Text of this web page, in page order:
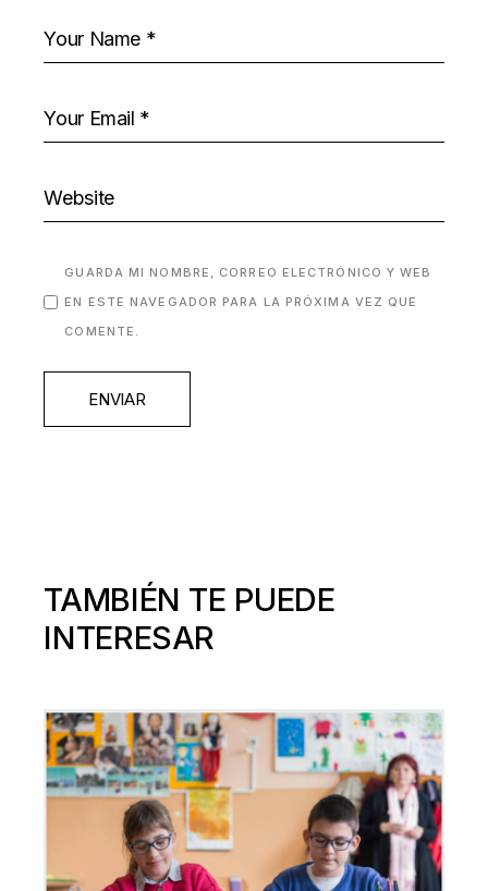
GUARDA MI NOMBRE, CORREO ELECTRÓNICO Y WEB
EN ESTE NAVEGADOR PARA LA PRÓXIMA VEZ QUE
COMENTE.
ENVIAR
TAMBIÉN TE PUEDE
INTERESAR